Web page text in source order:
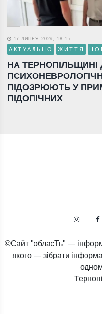
17 ЛИПНЯ 2026, 18:15
АКТУАЛЬНО ЖИТТЯ
НА ТЕРНОПІЛЬЩИНІ
ПІДОЗРЮЮТЬ У
ПІДОПІЧНИХ
©Сайт "обласТь" —
якого — зібрати